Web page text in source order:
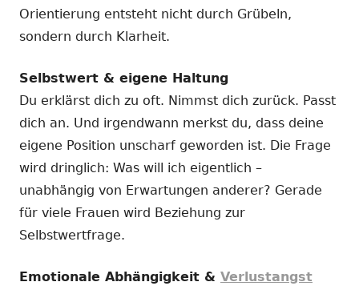
Orientierung entsteht nicht durch Grübeln,
sondern durch Klarheit.
Selbstwert & eigene Haltung
Du erklärst dich zu oft. Nimmst dich zurück. Passt
dich an. Und irgendwann merkst du, dass deine
eigene Position unscharf geworden ist. Die Frage
wird dringlich: Was will ich eigentlich –
unabhängig von Erwartungen anderer? Gerade
für viele Frauen wird Beziehung zur
Selbstwertfrage.
Emotionale Abhängigkeit & Verlustangst